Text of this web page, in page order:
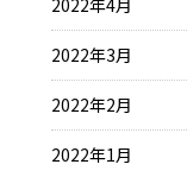
2022年3月
2022年2月
2022年1月